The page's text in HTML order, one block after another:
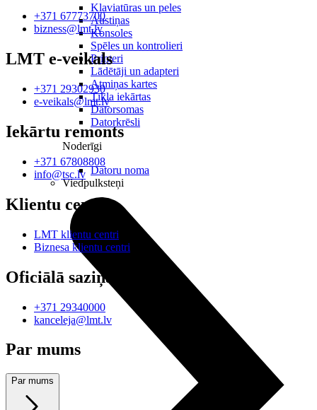
Klaviatūras un peles
Austiņas
Konsoles
Spēles un kontrolieri
Printeri
Lādētāji un adapteri
Atmiņas kartes
Tīkla iekārtas
Datorsomas
Datorkrēsli
Noderīgi
Datoru noma
Viedpulksteņi
+371 67773700
bizness@lmt.lv
LMT e-veikals
+371 29302930
e-veikals@lmt.lv
Iekārtu remonts
+371 67808808
info@tsc.lv
Klientu centri
LMT klientu centri
Biznesa klientu centri
Oficiālā saziņa
+371 29340000
kanceleja@lmt.lv
Par mums
Par mums